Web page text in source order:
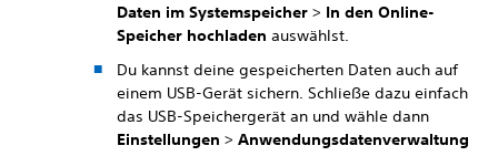
Daten im Systemspeicher > In den Online-
Speicher hochladen auswählst.
Du kannst deine gespeicherten Daten auch auf
einem USB-Gerät sichern. Schließe dazu einfach
das USB-Speichergerät an und wähle dann
Einstellungen > Anwendungsdatenverwaltung